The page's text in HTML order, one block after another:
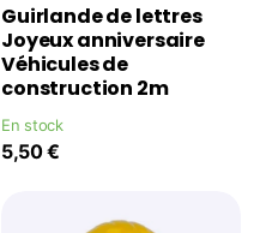
Guirlande de lettres
Joyeux anniversaire
Véhicules de
construction 2m
En stock
5,50 €